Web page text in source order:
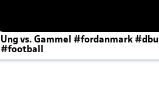
Ung vs. Gammel #fordanmark #dbu
#football